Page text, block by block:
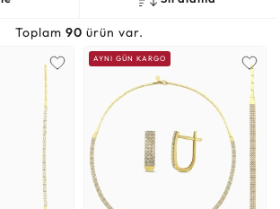
Toplam 90 ürün var.
AYNI GÜN KARGO